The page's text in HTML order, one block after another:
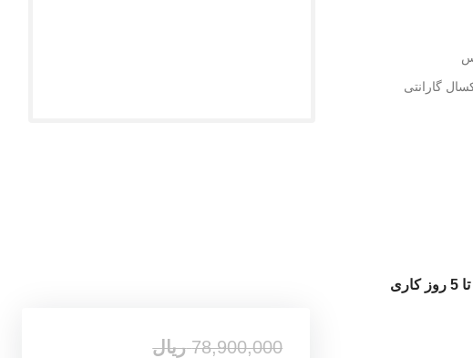
78,900,000 ریال